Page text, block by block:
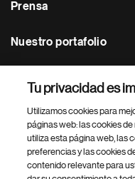
Prensa
Nuestro portafolio
Footer Site Search
Tu privacidad es
Utilizamos cookies para
páginas web: las cookies
utiliza esta página web, las
preferencias y las cookies
contenido relevante para